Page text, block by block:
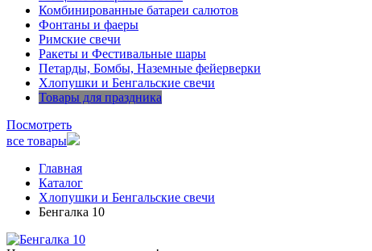
Комбинированные батареи салютов
Фонтаны и фаеры
Римские свечи
Ракеты и Фестивальные шары
Петарды, Бомбы, Наземные фейерверки
Хлопушки и Бенгальские свечи
Товары для праздника
Посмотреть
все товары
Главная
Каталог
Хлопушки и Бенгальские свечи
Бенгалка 10